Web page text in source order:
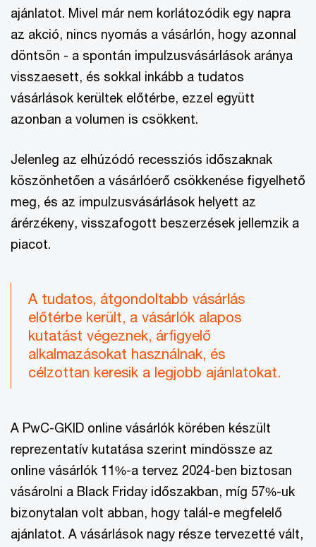
ajánlatot. Mivel már nem korlátozódik egy napra
az akció, nincs nyomás a vásárlón, hogy azonnal
döntsön - a spontán impulzusvásárlások aránya
visszaesett, és sokkal inkább a tudatos
vásárlások kerültek előtérbe, ezzel együtt
azonban a volumen is csökkent.
Jelenleg az elhúzódó recessziós időszaknak
köszönhetően a vásárlóerő csökkenése figyelhető
meg, és az impulzusvásárlások helyett az
árérzékeny, visszafogott beszerzések jellemzik a
piacot.
A tudatos, átgondoltabb vásárlás
előtérbe került, a vásárlók alapos
kutatást végeznek, árfigyelő
alkalmazásokat használnak, és
célzottan keresik a legjobb ajánlatokat.
A PwC-GKID online vásárlók körében készült
reprezentatív kutatása szerint mindössze az
online vásárlók 11%-a tervez 2024-ben biztosan
vásárolni a Black Friday időszakban, míg 57%-uk
bizonytalan volt abban, hogy talál-e megfelelő
ajánlatot. A vásárlások nagy része tervezetté vált,